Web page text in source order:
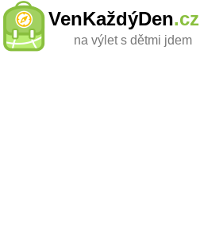
VenKaždýDen.cz
na výlet s dětmi jdem